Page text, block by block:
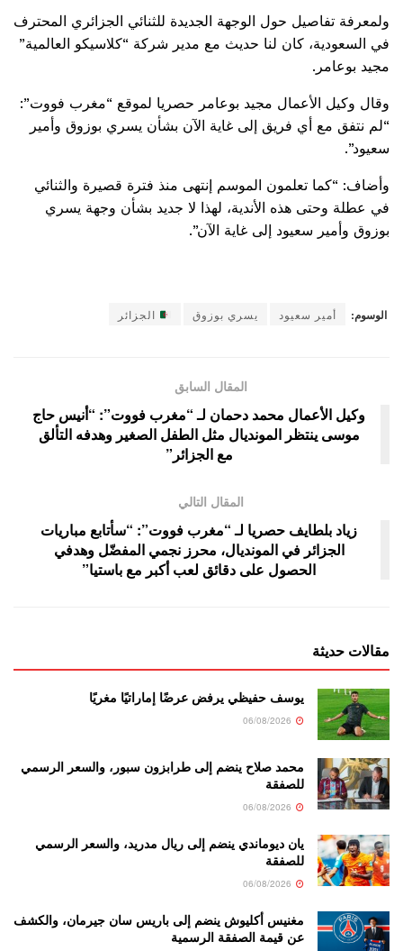
ولمعرفة تفاصيل حول الوجهة الجديدة للثنائي الجزائري المحترف
في السعودية، كان لنا حديث مع مدير شركة “كلاسيكو العالمية”
مجيد بوعامر.
وقال وكيل الأعمال مجيد بوعامر حصريا لموقع “مغرب فووت”:
“لم نتفق مع أي فريق إلى غاية الآن بشأن يسري بوزوق وأمير
سعيود”.
وأضاف: “كما تعلمون الموسم إنتهى منذ فترة قصيرة والثنائي
في عطلة وحتى هذه الأندية، لهذا لا جديد بشأن وجهة يسري
بوزوق وأمير سعيود إلى غاية الآن”.
الوسوم: أمير سعيود يسري بوزوق الجزائر
المقال السابق
وكيل الأعمال محمد دحمان لـ “مغرب فووت”: “أنيس حاج
موسى ينتظر المونديال مثل الطفل الصغير وهدفه التألق
مع الجزائر”
المقال التالي
زياد بلطايف حصريا لـ “مغرب فووت”: “سأتابع مباريات
الجزائر في المونديال، محرز نجمي المفضّل وهدفي
الحصول على دقائق لعب أكبر مع باستيا”
مقالات حديثة
يوسف حفيظي يرفض عرضًا إماراتيًا مغريًا
محمد صلاح ينضم إلى طرابزون سبور، والسعر الرسمي
للصفقة
يان ديوماندي ينضم إلى ريال مدريد، والسعر الرسمي
للصفقة
مغنيس أكليوش ينضم إلى باريس سان جيرمان، والكشف
عن قيمة الصفقة الرسمية